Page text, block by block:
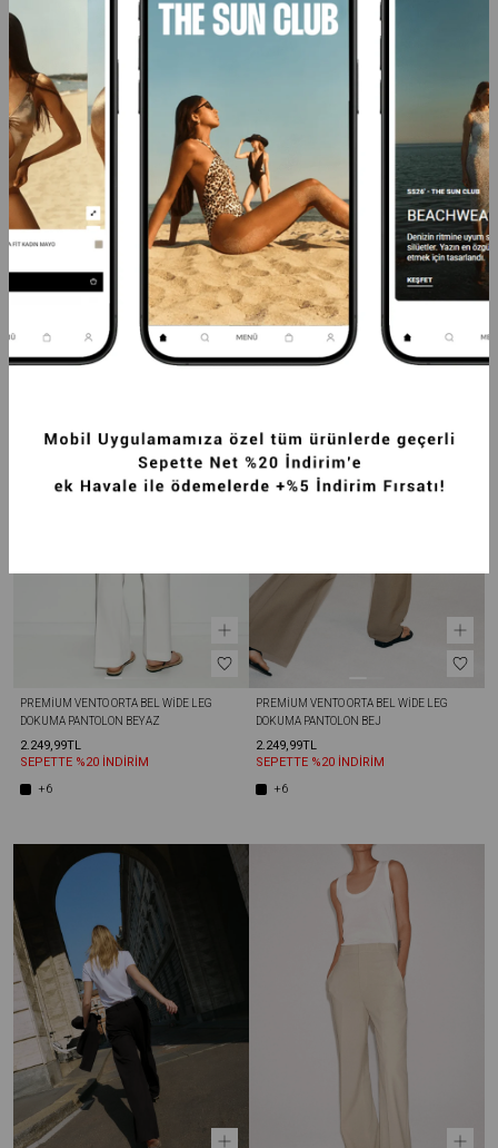
PREMIUM KYBELE DOKUMA MINI ŞORT
ETEK LACIVERT
1.799,99TL
SEPETTE %20 İNDİRİM
PREMIUM KYBELE DOKUMA MINI ŞORT
ETEK KAHVERENGI
1.799,99TL
SEPETTE %20 İNDİRİM
+3
PREMIUM VENTO ORTA BEL WIDE LEG
DOKUMA PANTOLON BEYAZ
2.249,99TL
SEPETTE %20 İNDİRİM
+6
PREMIUM VENTO ORTA BEL WIDE LEG
DOKUMA PANTOLON BEJ
2.249,99TL
SEPETTE %20 İNDİRİM
+6